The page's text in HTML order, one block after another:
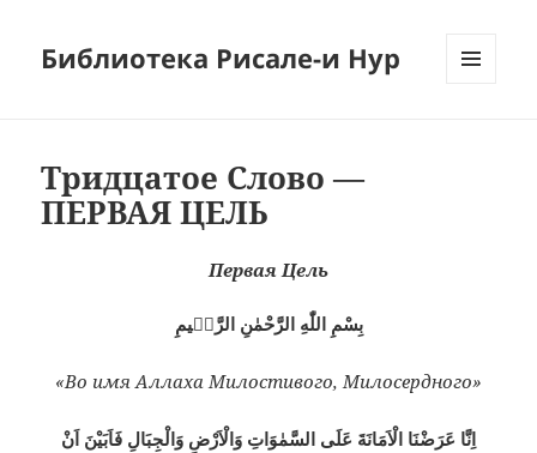
Библиотека Рисале-и Нур
Тридцатое Слово —
ПЕРВАЯ ЦЕЛЬ
Первая Цель
بِسْمِ اللّٰهِ الرَّحْمٰنِ الرَّحٖيمِ
«Во имя Аллаха Милостивого, Милосердного»
اِنَّا عَرَضْنَا الْاَمَانَةَ عَلَى السَّمٰوَاتِ وَالْاَرْضِ وَالْجِبَالِ فَاَبَيْنَ اَنْ